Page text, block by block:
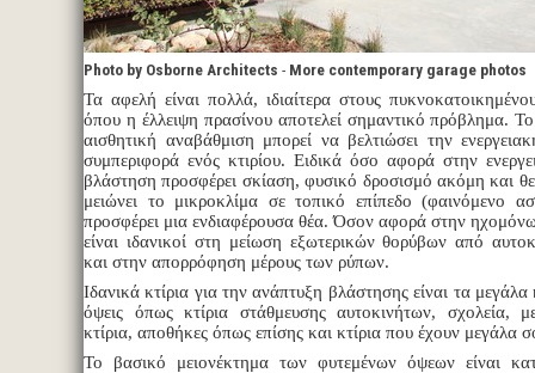
Photo by Osborne Architects - More contemporary garage photos
Τα αφελή είναι πολλά, ιδιαίτερα στους
όπου η έλλειψη πρασίνου αποτελεί σημαντικό πρόβλημα.
αισθητική αναβάθμιση μπορεί να βελτιώσει την
συμπεριφορά ενός κτιρίου. Ειδικά όσο αφορά στην
βλάστηση προσφέρει σκίαση, φυσικό δροσισμό ακόμη και
μειώνει το μικροκλίμα σε τοπικό επίπεδο (φαινόμενο
προσφέρει μια ενδιαφέρουσα θέα. Όσον αφορά στην
είναι ιδανικοί στη μείωση εξωτερικών θορύβων από
και στην απορρόφηση μέρους των ρύπων.
Ιδανικά κτίρια για την ανάπτυξη βλάστησης είναι τα μεγάλα
όψεις όπως κτίρια στάθμευσης αυτοκινήτων, σχολεία,
κτίρια, αποθήκες όπως επίσης και κτίρια που έχουν μεγάλα
Το βασικό μειονέκτημα των φυτεμένων όψεων είναι